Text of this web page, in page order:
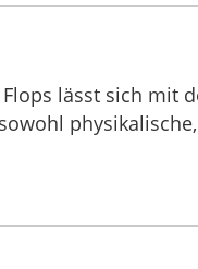
lässt sich mit